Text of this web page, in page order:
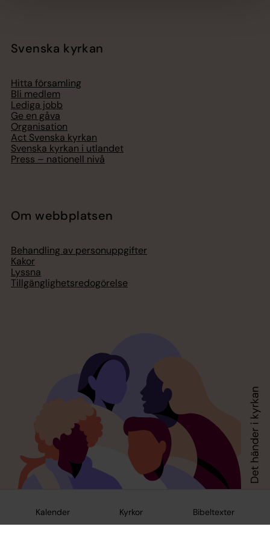
Kalender Kyrkor Bibeltexter
Svenska kyrkan
Hitta församling
Bli medlem
Lediga jobb
Ge en gåva
Organisation
Act Svenska kyrkan
Svenska kyrkan i utlandet
Press – nationell nivå
Om webbplatsen
Behandling av personuppgifter
Kakor
Lyssna
Tillgänglighetsredogörelse